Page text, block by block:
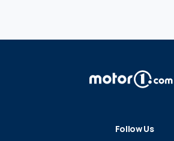
Follow Us